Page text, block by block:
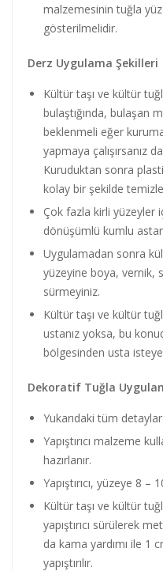
malzemesinin tuğla
gösterilmelidir.
Derz Uygulama Şekilleri
Kültür taşı ve kültür
bulaştığında, bulaşan
beklenmeli eğer
yapmaya çalışırsanız
Kuruduktan sonra
kolay bir şekilde
Çok fazla kirli yüzeyler
dönüşümlü kumlu astar
Uygulamadan sonra
yüzeyine boya, vernik,
sürmeyiniz.
Kültür taşı ve kültür
ustanız yoksa, bu
bölgesinden usta
Dekoratif Tuğla
Yukarıdaki tüm
Yapıştırıcı malzeme
hazırlanır.
Yapıştırıcı, yüzeye 8
Kültür taşı ve kültür
yapıştırıcı sürülerek
da kama yardımı ile 1
yapıştırılır.